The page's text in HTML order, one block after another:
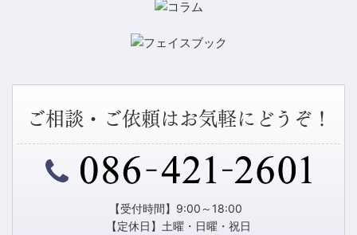
ご相談・ご依頼はお気軽にどうぞ！
【受付時間】9:00～18:00
【定休日】土曜・日曜・祝日